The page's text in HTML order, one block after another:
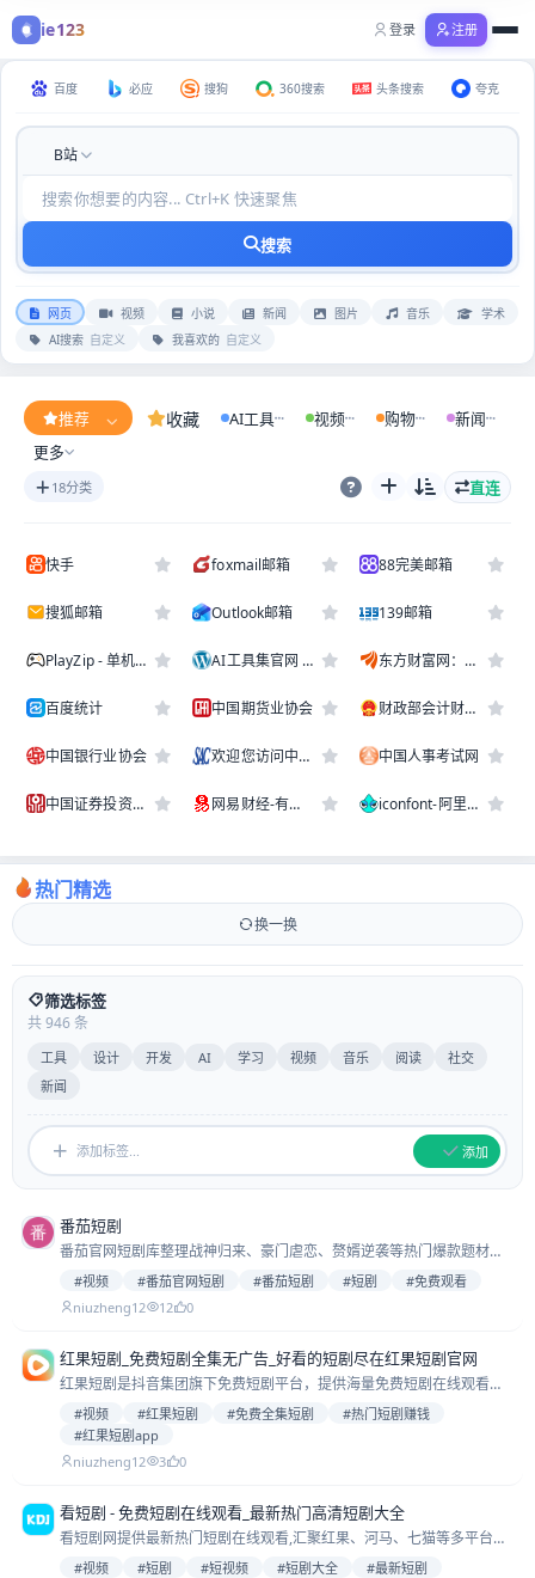
ie123
全部分类
登录 注册
百度 必应 搜狗 360搜索 头条搜索 夸克
B站
搜索
网页 视频 小说 新闻 图片 音乐
学术
AI搜索 自定义 我喜欢的 自定义
推荐 收藏 AI工具 视频 购物
新闻
更多
18分类 直连
⭐
快手 ⭐
foxmail邮箱 ⭐88完美邮箱
⭐
搜狐邮箱 Outlook邮箱 139邮箱
PlayZip - 单机游戏... AI工具集官网 | 1000... ⭐ 东方财富网：财经门户，提供专...
⭐
百度统计 ⭐
中国期货业协会 ⭐ 财政部会计财务评价中心
⭐
中国银行业协会 ⭐ 欢迎您访问中国证券业协会网站 ⭐
中国人事考试网
⭐ 中国证券投资基金业协会 ⭐ 网易财经-有态度的财经门户 ⭐ iconfont-阿里巴巴矢...
热门精选
换一换
筛选标签
共 946 条
工具 设计 开发 AI 学习 视频 音乐 阅读
社交
新闻
添加
番茄短剧
番茄官网短剧库整理战神归来、豪门虐恋、赘婿逆袭等热门爆款题材，
官方剧集库更新稳定权威，免费高清播放兼容手机端与网页版，收藏后
能收到提醒，追更也很省心方便
#视频 #番茄官网短剧 #番茄短剧 #短剧
#免费观看
niuzheng12
12 0
红果短剧_免费短剧全集无广告_好看的短剧尽在红果短剧官网
红果短剧是抖音集团旗下免费短剧平台，提供海量免费短剧在线观看，
涵盖都市情感、古装仙侠、悬疑探案等多种类型。下载红果短剧App，
免费解锁海量短剧！
#视频 #红果短剧 #免费全集短剧
#热门短剧赚钱
#红果短剧app
niuzheng12
3 0
看短剧 - 免费短剧在线观看_最新热门高清短剧大全
看短剧网提供最新热门短剧在线观看,汇聚红果、河马、七猫等多平台优
质短剧内容,高清1080P画质,无广告免费播放,精彩短剧尽在掌握!
#视频 #短剧 #短视频 #短剧大全
#最新短剧